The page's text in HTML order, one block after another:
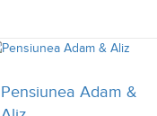
Pensiunea Adam &